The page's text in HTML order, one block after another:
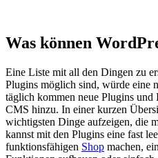
Was können
Eine Liste mit all den Dingen zu
Plugins möglich sind, würde eine
täglich kommen neue Plugins
CMS hinzu. In einer kurzen
wichtigsten Dinge aufzeigen, die
kannst mit den Plugins eine fast
funktionsfähigen Shop machen,